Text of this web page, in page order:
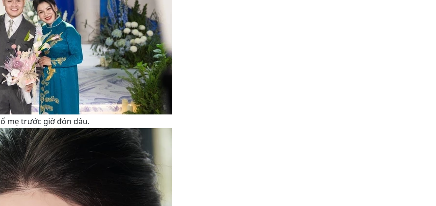
mẹ trước giờ đón dâu.